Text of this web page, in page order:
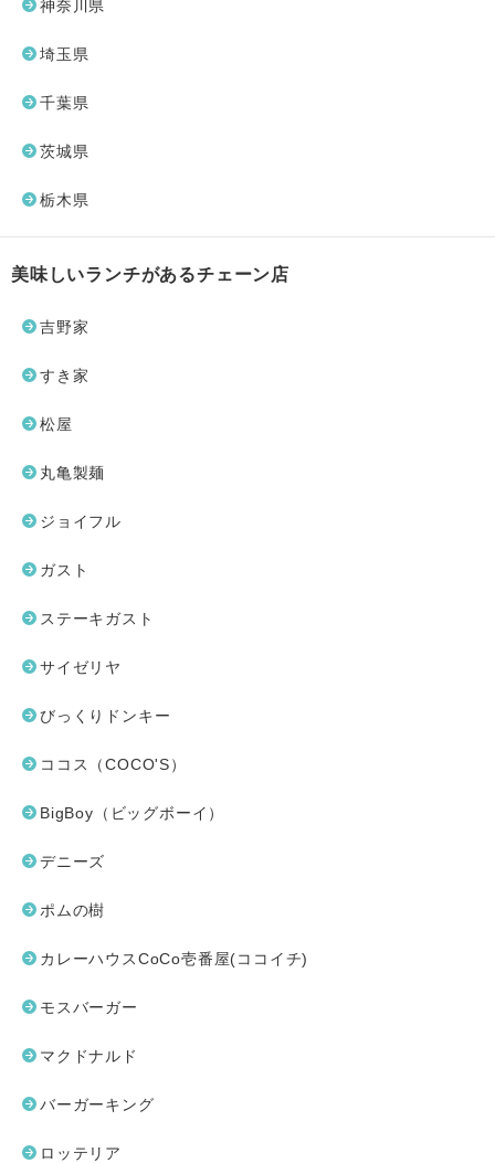
神奈川県
埼玉県
千葉県
茨城県
栃木県
美味しいランチがあるチェーン店
吉野家
すき家
松屋
丸亀製麺
ジョイフル
ガスト
ステーキガスト
サイゼリヤ
びっくりドンキー
ココス（COCO'S）
BigBoy（ビッグボーイ）
デニーズ
ポムの樹
カレーハウスCoCo壱番屋(ココイチ)
モスバーガー
マクドナルド
バーガーキング
ロッテリア